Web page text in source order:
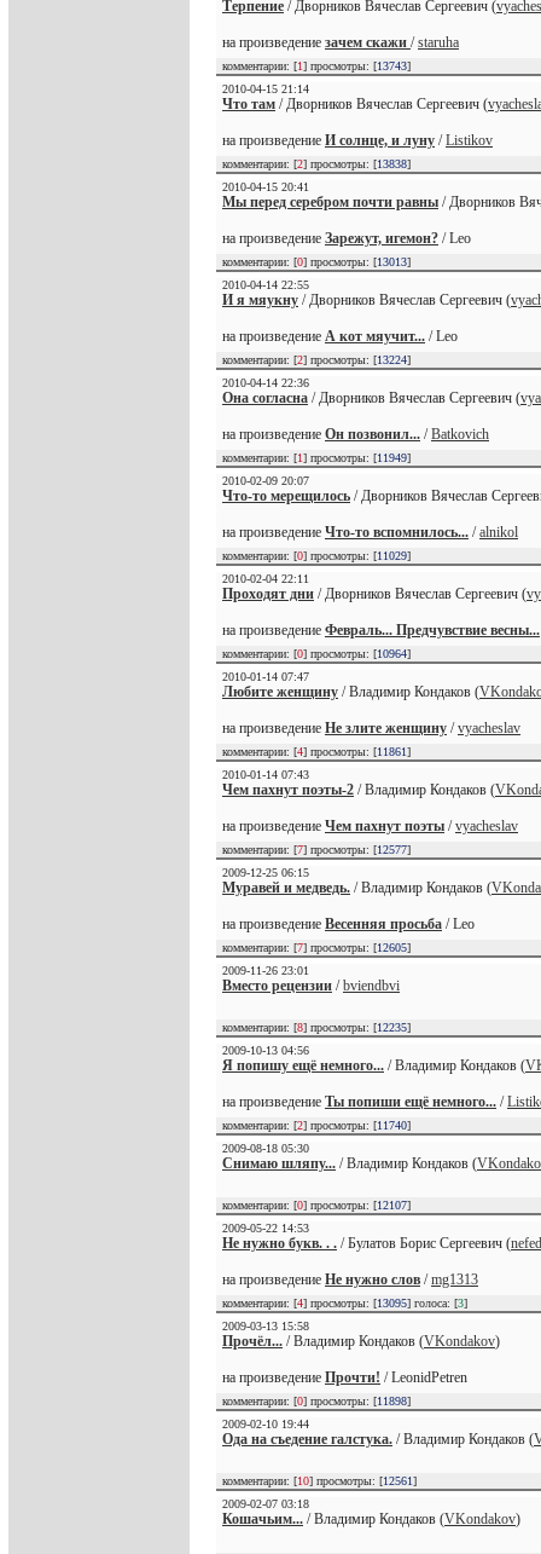
Терпение / Дворников Вячеслав Сергеевич (
на произведение зачем скажи /staruha
комментарии: [1] просмотры: [13743]
2010-04-15 21:14
Что там / Дворников Вячеслав Сергеевич (
на произведение И солнце, и луну /Listikov
комментарии: [2] просмотры: [13838]
2010-04-15 20:41
Мы перед серебром почти равны / Дворников
на произведение Зарежут, игемон? / Leo
комментарии: [0] просмотры: [13013]
2010-04-14 22:55
И я мяукну / Дворников Вячеслав Сергеевич (
на произведение А кот мяучит... / Leo
комментарии: [2] просмотры: [13224]
2010-04-14 22:36
Она согласна / Дворников Вячеслав Сергеевич (
на произведение Он позвонил... /Batkovich
комментарии: [1] просмотры: [11949]
2010-02-09 20:07
Что-то мерещилось / Дворников Вячеслав
на произведение Что-то вспомнилось... /alnikol
комментарии: [0] просмотры: [11029]
2010-02-04 22:11
Проходят дни / Дворников Вячеслав Сергеевич (
на произведение Февраль... Предчувствие весны...
комментарии: [0] просмотры: [10964]
2010-01-14 07:47
Любите женщину / Владимир Кондаков (
на произведение Не злите женщину /vyacheslav
комментарии: [4] просмотры: [11861]
2010-01-14 07:43
Чем пахнут поэты-2 / Владимир Кондаков (
на произведение Чем пахнут поэты /vyacheslav
комментарии: [7] просмотры: [12577]
2009-12-25 06:15
Муравей и медведь. / Владимир Кондаков (
на произведение Весенняя просьба / Leo
комментарии: [7] просмотры: [12605]
2009-11-26 23:01
Вместо рецензии /bviendbvi
комментарии: [8] просмотры: [12235]
2009-10-13 04:56
Я попишу ещё немного... / Владимир Кондаков (
на произведение Ты попиши ещё немного... /
комментарии: [2] просмотры: [11740]
2009-08-18 05:30
Снимаю шляпу... / Владимир Кондаков (
комментарии: [0] просмотры: [12107]
2009-05-22 14:53
Не нужно букв. . . / Булатов Борис Сергеевич (nefed
на произведение Не нужно слов /mg1313
комментарии: [4] просмотры: [13095] голоса: [3]
2009-03-13 15:58
Прочёл... / Владимир Кондаков (VKondakov)
на произведение Прочти! / LeonidPetren
комментарии: [0] просмотры: [11898]
2009-02-10 19:44
Ода на съедение галстука. / Владимир Кондаков (
комментарии: [10] просмотры: [12561]
2009-02-07 03:18
Кошачьим... / Владимир Кондаков (VKondakov)